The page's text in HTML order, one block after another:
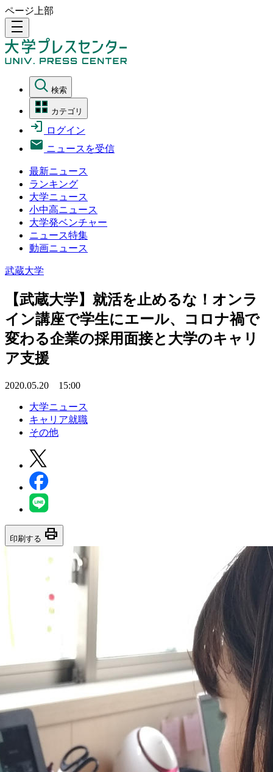
ページ上部
density_medium
検索
カテゴリ
ログイン
ニュースを受信
最新ニュース
ランキング
大学ニュース
小中高ニュース
大学発ベンチャー
ニュース特集
動画ニュース
武蔵大学
【武蔵大学】就活を止めるな！オンラ
イン講座で学生にエール、コロナ禍で
変わる企業の採用面接と大学のキャリ
ア支援
2020.05.20 15:00
大学ニュース
キャリア就職
その他
印刷する print